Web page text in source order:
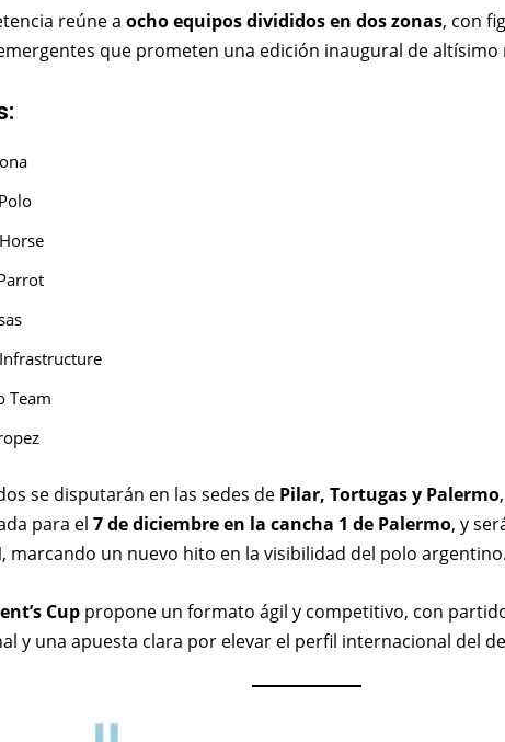
reúne a ocho equipos divididos en dos zonas, con
que prometen una edición inaugural de altísimo
Team
se disputarán en las sedes de Pilar, Tortugas y Palermo
para el 7 de diciembre en la cancha 1 de Palermo, y
, marcando un nuevo hito en la visibilidad del polo argentino.
Cup propone un formato ágil y competitivo, con
y una apuesta clara por elevar el perfil internacional del